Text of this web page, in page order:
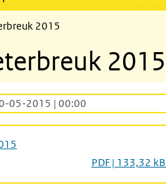
2015
2015
05-2015 | 00:00
PDF | 133,32 kB